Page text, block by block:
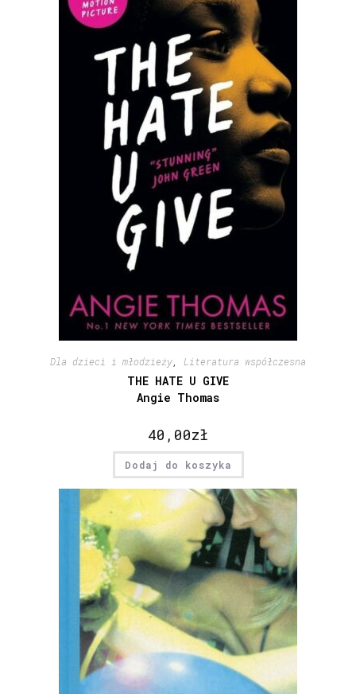
Dla dzieci i młodzieży, Literatura współczesna
THE HATE U GIVE
Angie Thomas
40,00zł
Dodaj do koszyka